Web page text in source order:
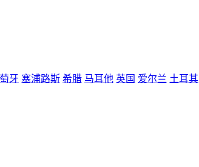
牙 塞浦路斯 希腊 马耳他 英国 爱尔兰 土耳其